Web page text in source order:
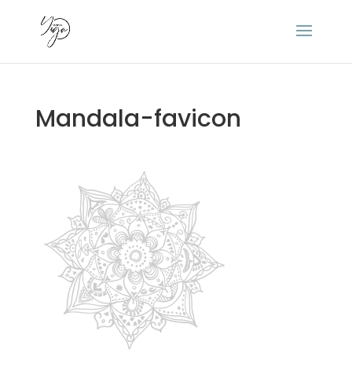
Mandala-favicon